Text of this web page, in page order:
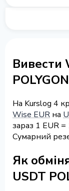
Вивести
POLYGON
На Kurslog 4
Wise EUR на
зараз 1 EUR
Сумарний
Як
USDT